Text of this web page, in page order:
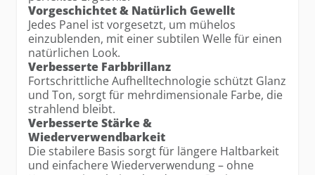
Vorgeschichtet & Natürlich Gewellt
Jedes Panel ist vorgesetzt, um mühelos
einzublenden, mit einer subtilen Welle für einen
natürlichen Look.
Verbesserte Farbbrillanz
Fortschrittliche Aufhelltechnologie schützt Glanz
und Ton, sorgt für mehrdimensionale Farbe, die
strahlend bleibt.
Verbesserte Stärke &
Wiederverwendbarkeit
Die stabilere Basis sorgt für längere Haltbarkeit
und einfachere Wiederverwendung – ohne